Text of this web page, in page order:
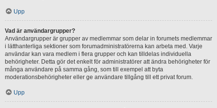
Upp
Vad är användargrupper?
Användargrupper är grupper av medlemmar som delar in forumets medlemmar
i lätthanterliga sektioner som forumadministratörerna kan arbeta med. Varje
användar kan vara medlem i flera grupper och kan tilldelas individuella
behörigheter. Detta gör det enkelt för administratörer att ändra behörigheter för
många användare på samma gång, som till exempel att byta
moderationsbehörigheter eller ge användare tillgång till ett privat forum.
Upp